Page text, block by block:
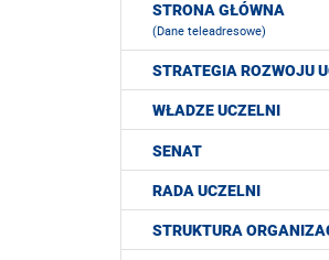
STRONA GŁÓWNA
(Dane teleadresowe)
STRATEGIA ROZWOJU
WŁADZE UCZELNI
SENAT
RADA UCZELNI
STRUKTURA